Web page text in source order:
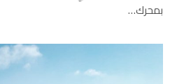
بمحرك…